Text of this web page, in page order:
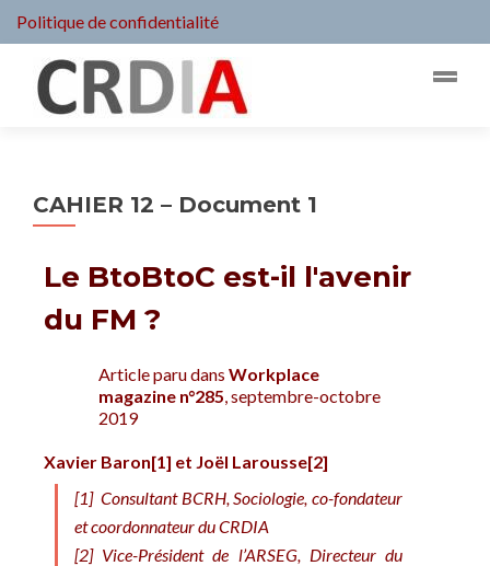
Politique de confidentialité
CAHIER 12 – Document 1
Le BtoBtoC est-il l'avenir
du FM ?
Article paru dans Workplace
magazine n°285, septembre-octobre
2019
Xavier Baron[1] et Joël Larousse[2]
[1]Consultant BCRH, Sociologie, co-fondateur
et coordonnateur du CRDIA
[2]Vice-Président de l’ARSEG, Directeur du